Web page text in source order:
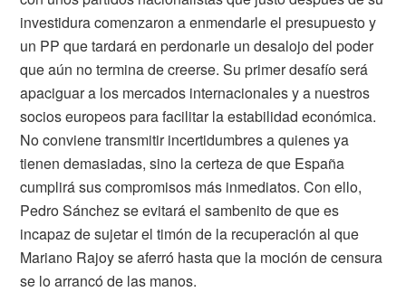
investidura comenzaron a enmendarle el presupuesto y
un PP que tardará en perdonarle un desalojo del poder
que aún no termina de creerse. Su primer desafío será
apaciguar a los mercados internacionales y a nuestros
socios europeos para facilitar la estabilidad económica.
No conviene transmitir incertidumbres a quienes ya
tienen demasiadas, sino la certeza de que España
cumplirá sus compromisos más inmediatos. Con ello,
Pedro Sánchez se evitará el sambenito de que es
incapaz de sujetar el timón de la recuperación al que
Mariano Rajoy se aferró hasta que la moción de censura
se lo arrancó de las manos.